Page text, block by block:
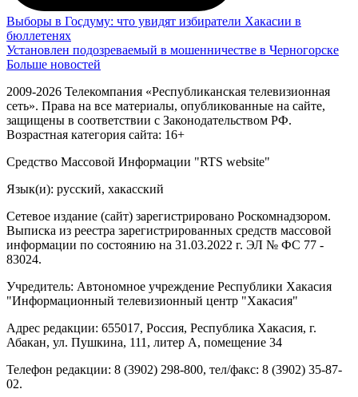
Выборы в Госдуму: что увидят избиратели Хакасии в
бюллетенях
Установлен подозреваемый в мошенничестве в Черногорске
Больше новостей
2009-2026 Телекомпания «Республиканская телевизионная
сеть». Права на все материалы, опубликованные на сайте,
защищены в соответствии с Законодательством РФ.
Возрастная категория сайта: 16+
Средство Массовой Информации "RTS website"
Язык(и): русский, хакасский
Сетевое издание (сайт) зарегистрировано Роскомнадзором.
Выписка из реестра зарегистрированных средств массовой
информации по состоянию на 31.03.2022 г. ЭЛ № ФС 77 -
83024.
Учредитель: Автономное учреждение Республики Хакасия
"Информационный телевизионный центр "Хакасия"
Адрес редакции: 655017, Россия, Республика Хакасия, г.
Абакан, ул. Пушкина, 111, литер А, помещение 34
Телефон редакции: 8 (3902) 298-800, тел/факс: 8 (3902) 35-87-
02.